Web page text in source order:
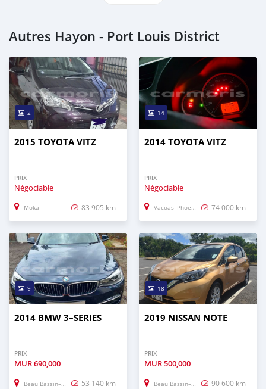
Autres Hayon - Port Louis District
2
2015 TOYOTA VITZ
PRIX
Négociable
Moka 83 905 km
14
2014 TOYOTA VITZ
PRIX
Négociable
Vacoas–Phoenix 74 000 km
9
2014 BMW 3–SERIES
PRIX
MUR690,000
Beau Bassin–Rose Hill 53 140 km
18
2019 NISSAN NOTE
PRIX
MUR500,000
Beau Bassin–Rose Hill 90 600 km